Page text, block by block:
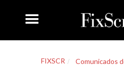
FIXSCR
Comunicados